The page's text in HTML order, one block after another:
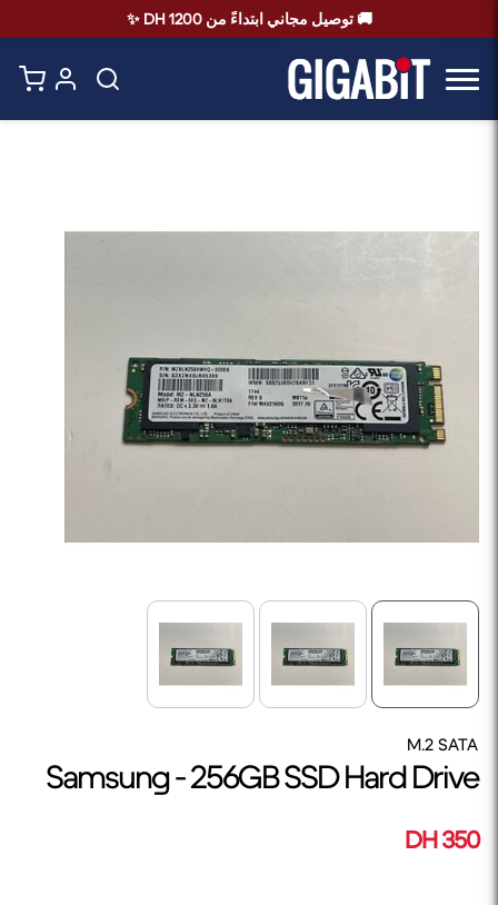
🚚 توصيل مجاني ابتداءً من 1200 DH ✨
M.2 SATA
Samsung - 256GB SSD Hard Drive
350 DH